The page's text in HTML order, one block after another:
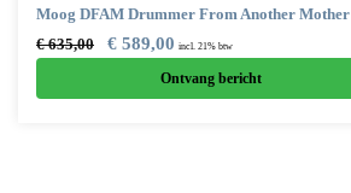
Moog DFAM Drummer From Another Mother
€635,00 € 589,00 incl. 21% btw
Ontvang bericht